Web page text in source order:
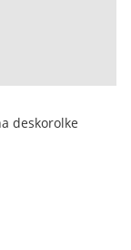
deskorolke